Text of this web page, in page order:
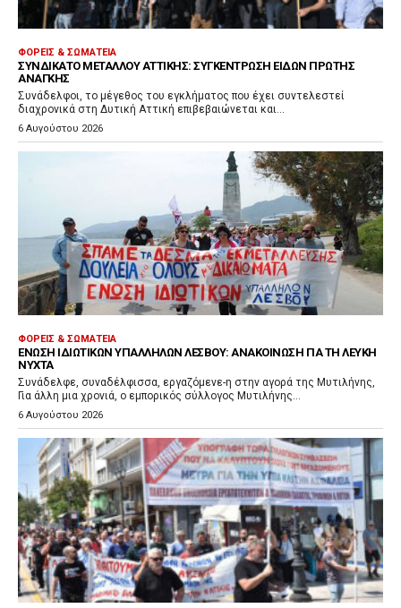
ΦΟΡΕΊΣ & ΣΩΜΑΤΕΊΑ
ΣΥΝΔΙΚΆΤΟ ΜΕΤΆΛΛΟΥ ΑΤΤΙΚΉΣ: ΣΥΓΚΈΝΤΡΩΣΗ ΕΙΔΏΝ ΠΡΏΤΗΣ
ΑΝΆΓΚΗΣ
Συνάδελφοι, το μέγεθος του εγκλήματος που έχει συντελεστεί
διαχρονικά στη Δυτική Αττική επιβεβαιώνεται και...
6 Αυγούστου 2026
ΦΟΡΕΊΣ & ΣΩΜΑΤΕΊΑ
ΈΝΩΣΗ ΙΔΙΩΤΙΚΏΝ ΥΠΑΛΛΉΛΩΝ ΛΈΣΒΟΥ: ΑΝΑΚΟΊΝΩΣΗ ΓΙΑ ΤΗ ΛΕΥΚΉ
ΝΎΧΤΑ
Συνάδελφε, συναδέλφισσα, εργαζόμενε-η στην αγορά της Μυτιλήνης,
Για άλλη μια χρονιά, ο εμπορικός σύλλογος Μυτιλήνης...
6 Αυγούστου 2026